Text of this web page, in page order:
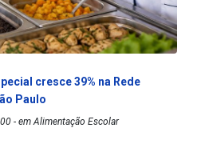
cresce 39% na Rede
Paulo
- em Alimentação Escolar